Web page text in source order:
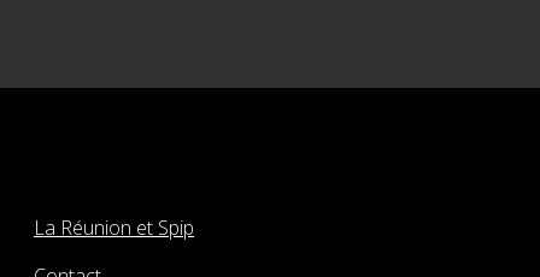
La Réunion et Spip